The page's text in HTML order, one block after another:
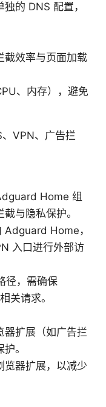
的 DNS 配置，
截效率与页面加载
、内存），避免
VPN、广告拦
Home 组
与隐私保护。
Adguard Home，
入口进行外部访
径，需确保
关请求。
器扩展（如广告拦
。
览器扩展，以减少